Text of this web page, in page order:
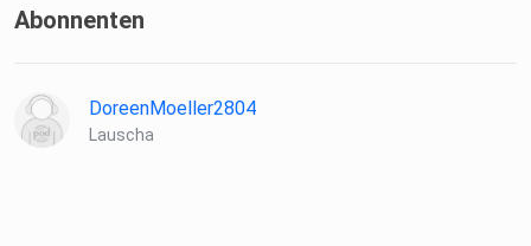
Abonnenten
DoreenMoeller2804
Lauscha